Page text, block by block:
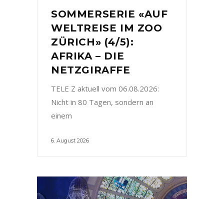
SOMMERSERIE «AUF
WELTREISE IM ZOO
ZÜRICH» (4/5):
AFRIKA – DIE
NETZGIRAFFE
TELE Z aktuell vom 06.08.2026:
Nicht in 80 Tagen, sondern an
einem
6. August 2026